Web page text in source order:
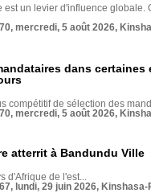
est un levier d'influence globale.
mercredi, 5 août 2026,
dans
compétitif de sélection des
mercredi, 5 août 2026,
atterrit à Bandundu Ville
d'Afrique de l'est...
lundi, 29 juin 2026,